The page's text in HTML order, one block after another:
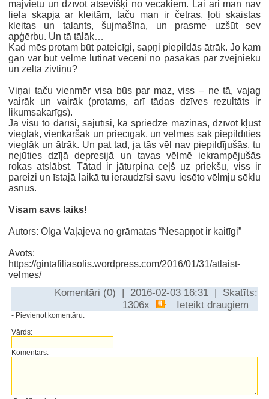
mājvietu un dzīvot atsevišķi no vecākiem. Lai ari man nav
liela skapja ar kleitām, taču man ir četras, ļoti skaistas
kleitas un talants, šujmašīna, un prasme uzšūt sev
apģērbu. Un tā tālāk…
Kad mēs protam būt pateicīgi, sapņi piepildās ātrāk. Jo kam
gan var būt vēlme lutināt veceni no pasakas par zvejnieku
un zelta zivtiņu?
Viņai taču vienmēr visa būs par maz, viss – ne tā, vajag
vairāk un vairāk (protams, arī tādas dzīves rezultāts ir
likumsakarīgs).
Ja visu to darīsi, sajutīsi, ka spriedze mazinās, dzīvot kļūst
vieglāk, vienkāršāk un priecīgāk, un vēlmes sāk piepildīties
vieglāk un ātrāk. Un pat tad, ja tās vēl nav piepildījušās, tu
nejūties dzīļā depresijā un tavas vēlmē iekrampējušās
rokas atslābst. Tātad ir jāturpina ceļš uz priekšu, viss ir
pareizi un īstajā laikā tu ieraudzīsi savu iesēto vēlmju sēklu
asnus.
Visam savs laiks!
Autors: Olga Vaļajeva no grāmatas “Nesapņot ir kaitīgi”
Avots:
https://gintafiliasolis.wordpress.com/2016/01/31/atlaist-
velmes/
Komentāri (0) | 2016-02-03 16:31 | Skatīts:
1306x
Ieteikt draugiem
- Pievienot komentāru:
Vārds:
Komentārs: